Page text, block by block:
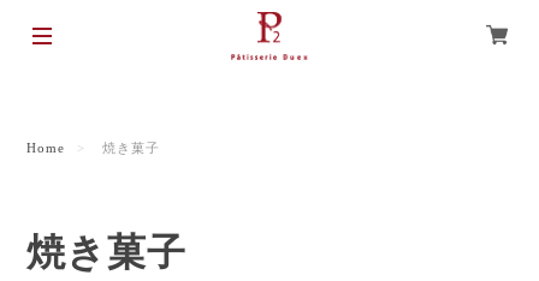
Home 焼き菓子
焼き菓子